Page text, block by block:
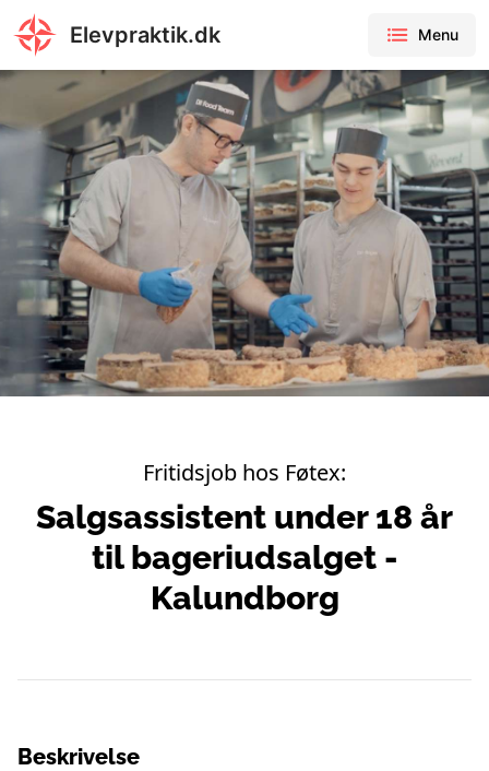
Elevpraktik.dk Menu
Fritidsjob hos Føtex:
Salgsassistent under 18 år
til bageriudsalget -
Kalundborg
Beskrivelse